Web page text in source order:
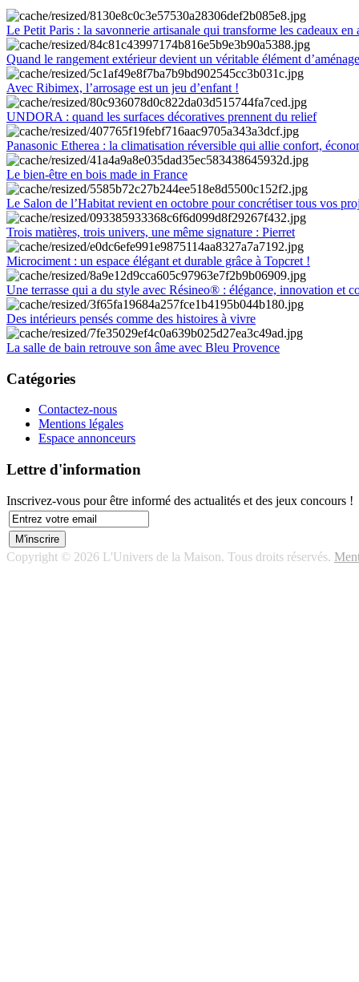
Le Petit Paris : la savonnerie artisanale qui transforme les cadeaux en
Quand le rangement extérieur devient un véritable élément
Avec Ribimex, l’arrosage est un jeu d’enfant !
UNDORA : quand les surfaces décoratives prennent du relief
Panasonic Etherea : la climatisation réversible qui allie confort,
Le bien-être en bois made in France
Le Salon de l’Habitat revient en octobre pour concrétiser tous vos
Trois matières, trois univers, une même signature : Pierret
Microciment : un espace élégant et durable grâce à Topcret !
Une terrasse qui a du style avec Résineo® : élégance, innovation et
Des intérieurs pensés comme des histoires à vivre
La salle de bain retrouve son âme avec Bleu Provence
Catégories
Contactez-nous
Mentions légales
Espace annonceurs
Lettre d'information
Inscrivez-vous pour être informé des actualités et des jeux concours !
Copyright © 2026 L'Univers de la Maison. Tous droits réservés.